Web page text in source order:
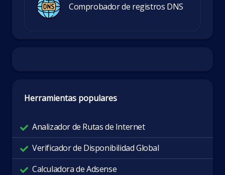
Comprobador de registros DNS
Herramientas populares
Analizador de Rutas de Internet
Verificador de Disponibilidad Global
Calculadora de Adsense